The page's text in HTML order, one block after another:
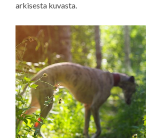
arkisesta kuvasta.